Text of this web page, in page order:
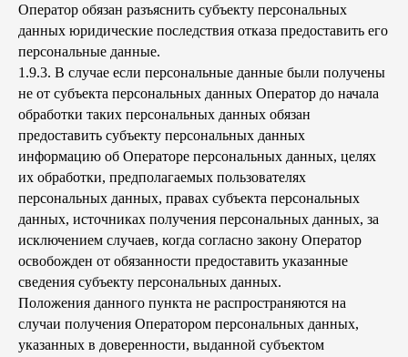
Оператор обязан разъяснить субъекту персональных
данных юридические последствия отказа предоставить его
персональные данные.
1.9.3. В случае если персональные данные были получены
не от субъекта персональных данных Оператор до начала
обработки таких персональных данных обязан
предоставить субъекту персональных данных
информацию об Операторе персональных данных, целях
их обработки, предполагаемых пользователях
персональных данных, правах субъекта персональных
данных, источниках получения персональных данных, за
исключением случаев, когда согласно закону Оператор
освобожден от обязанности предоставить указанные
сведения субъекту персональных данных.
Положения данного пункта не распространяются на
случаи получения Оператором персональных данных,
указанных в доверенности, выданной субъектом